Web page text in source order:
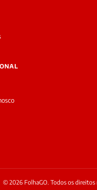
© 2026 FolhaGO. Todos os direitos